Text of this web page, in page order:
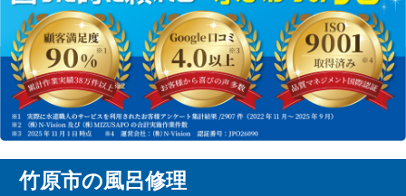
竹原市の風呂修理